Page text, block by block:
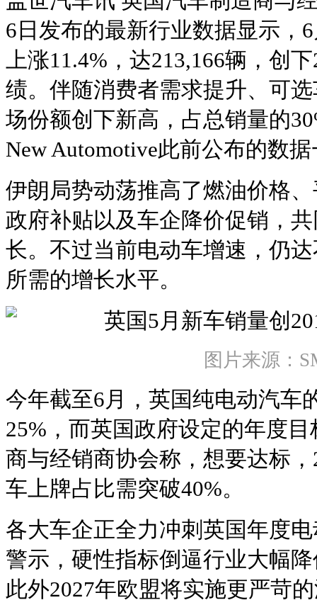
6日发布的最新行业数据显示，
上涨11.4%，达213,166辆，创
绩。伴随消费者需求提升、可
场份额创下新高，占总销量的
New Automotive此前公布的数
伊朗局势动荡推高了燃油价格
政府补贴以及车企降价促销，
长。不过当前电动车增速，仍
所需的增长水平。
图片来源：
今年截至6月，英国纯电动汽车
25%，而英国政府设定的年度
商与经销商协会称，想要达标
车上牌占比需突破40%。
各大车企正全力冲刺英国年度
警示，硬性指标倒逼行业大幅
此外2027年欧盟将实施更严苛